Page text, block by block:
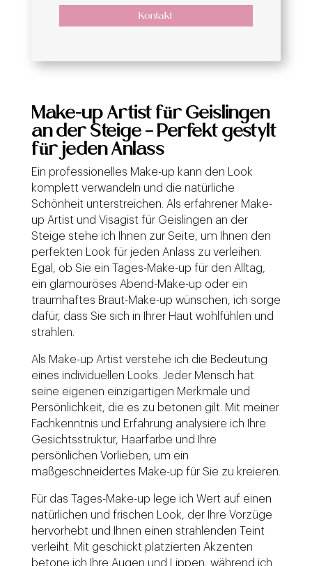
Kontakt
Make-up Artist für Geislingen
an der Steige – Perfekt gestylt
für jeden Anlass
Ein professionelles Make-up kann den Look
komplett verwandeln und die natürliche
Schönheit unterstreichen. Als erfahrener Make-
up Artist und Visagist für Geislingen an der
Steige stehe ich Ihnen zur Seite, um Ihnen den
perfekten Look für jeden Anlass zu verleihen.
Egal, ob Sie ein Tages-Make-up für den Alltag,
ein glamouröses Abend-Make-up oder ein
traumhaftes Braut-Make-up wünschen, ich sorge
dafür, dass Sie sich in Ihrer Haut wohlfühlen und
strahlen.
Als Make-up Artist verstehe ich die Bedeutung
eines individuellen Looks. Jeder Mensch hat
seine eigenen einzigartigen Merkmale und
Persönlichkeit, die es zu betonen gilt. Mit meiner
Fachkenntnis und Erfahrung analysiere ich Ihre
Gesichtsstruktur, Haarfarbe und Ihre
persönlichen Vorlieben, um ein
maßgeschneidertes Make-up für Sie zu kreieren.
Für das Tages-Make-up lege ich Wert auf einen
natürlichen und frischen Look, der Ihre Vorzüge
hervorhebt und Ihnen einen strahlenden Teint
verleiht. Mit geschickt platzierten Akzenten
betone ich Ihre Augen und Lippen, während ich